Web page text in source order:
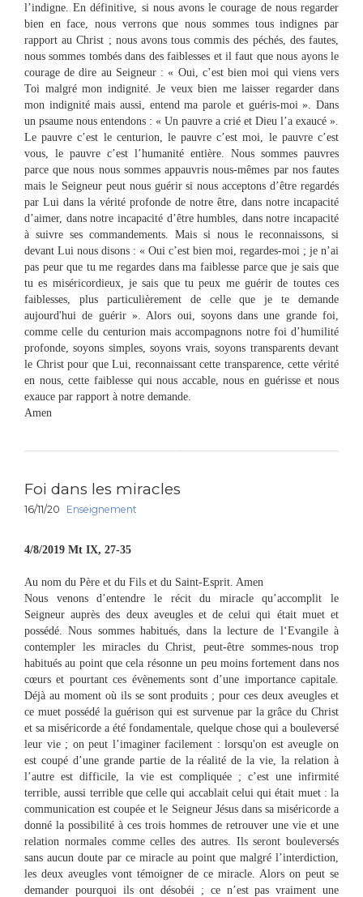
l’indigne. En définitive, si nous avons le courage de nous regarder
bien en face, nous verrons que nous sommes tous indignes par
rapport au Christ ; nous avons tous commis des péchés, des fautes,
nous sommes tombés dans des faiblesses et il faut que nous ayons le
courage de dire au Seigneur : « Oui, c’est bien moi qui viens vers
Toi malgré mon indignité. Je veux bien me laisser regarder dans
mon indignité mais aussi, entend ma parole et guéris-moi ». Dans
un psaume nous entendons : « Un pauvre a crié et Dieu l’a exaucé ».
Le pauvre c’est le centurion, le pauvre c’est moi, le pauvre c’est
vous, le pauvre c’est l’humanité entière. Nous sommes pauvres
parce que nous nous sommes appauvris nous-mêmes par nos fautes
mais le Seigneur peut nous guérir si nous acceptons d’être regardés
par Lui dans la vérité profonde de notre être, dans notre incapacité
d’aimer, dans notre incapacité d’être humbles, dans notre incapacité
à suivre ses commandements. Mais si nous le reconnaissons, si
devant Lui nous disons : « Oui c’est bien moi, regardes-moi ; je n’ai
pas peur que tu me regardes dans ma faiblesse parce que je sais que
tu es miséricordieux, je sais que tu peux me guérir de toutes ces
faiblesses, plus particulièrement de celle que je te demande
aujourd'hui de guérir ». Alors oui, soyons dans une grande foi,
comme celle du centurion mais accompagnons notre foi d’humilité
profonde, soyons simples, soyons vrais, soyons transparents devant
le Christ pour que Lui, reconnaissant cette transparence, cette vérité
en nous, cette faiblesse qui nous accable, nous en guérisse et nous
exauce par rapport à notre demande.
Amen
Foi dans les miracles
16/11/20 Enseignement
4/8/2019 Mt IX, 27-35
Au nom du Père et du Fils et du Saint-Esprit. Amen
Nous venons d’entendre le récit du miracle qu’accomplit le
Seigneur auprès des deux aveugles et de celui qui était muet et
possédé. Nous sommes habitués, dans la lecture de l‘Evangile à
contempler les miracles du Christ, peut-être sommes-nous trop
habitués au point que cela résonne un peu moins fortement dans nos
cœurs et pourtant ces évènements sont d’une importance capitale.
Déjà au moment où ils se sont produits ; pour ces deux aveugles et
ce muet possédé la guérison qui est survenue par la grâce du Christ
et sa miséricorde a été fondamentale, quelque chose qui a bouleversé
leur vie ; on peut l’imaginer facilement : lorsqu'on est aveugle on
est coupé d’une grande partie de la réalité de la vie, la relation à
l’autre est difficile, la vie est compliquée ; c’est une infirmité
terrible, aussi terrible que celle qui accablait celui qui était muet : la
communication est coupée et le Seigneur Jésus dans sa miséricorde a
donné la possibilité à ces trois hommes de retrouver une vie et une
relation normales comme celles des autres. Ils seront bouleversés
sans aucun doute par ce miracle au point que malgré l’interdiction,
les deux aveugles vont témoigner de ce miracle. Alors on peut se
demander pourquoi ils ont désobéi ; ce n’est pas vraiment une